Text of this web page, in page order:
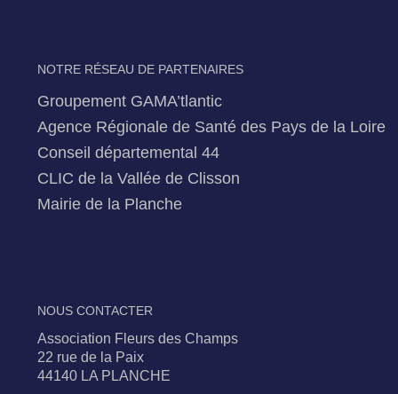
NOTRE RÉSEAU DE PARTENAIRES
Groupement GAMA’tlantic
Agence Régionale de Santé des Pays de la Loire
Conseil départemental 44
CLIC de la Vallée de Clisson
Mairie de la Planche
NOUS CONTACTER
Association Fleurs des Champs
22 rue de la Paix
44140 LA PLANCHE